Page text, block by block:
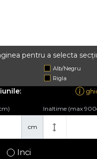
pentru a selecta
Alb/Negru
Rigla
cm
Inaltime (max
Inci